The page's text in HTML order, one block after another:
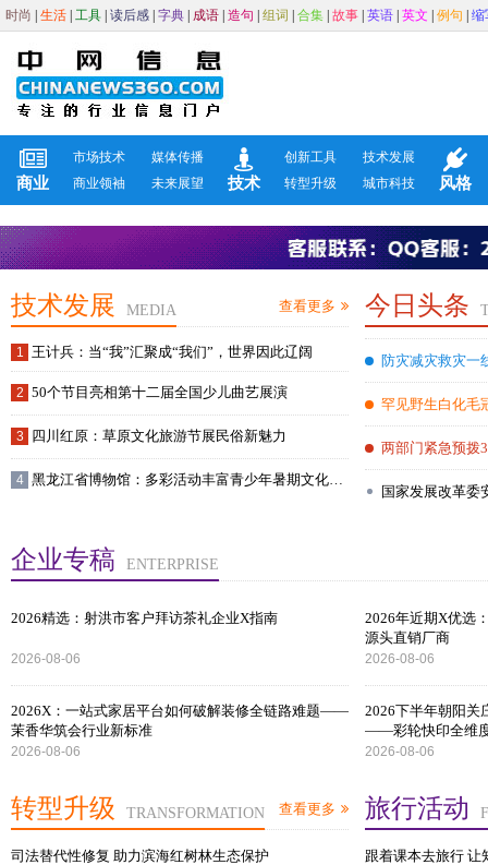
时尚 生活 工具 读后感 字典 成语 造句 组词 合集 故事 英语 英文 例句 缩
商业
市场技术
媒体传播
商业领袖
未来展望 技术
创新工具
技术发展
转型升级
城市科技 风格
技术发展 MEDIA 查看更多
王计兵：当“我”汇聚成“我们”，世界因此辽阔
50个节目亮相第十二届全国少儿曲艺展演
四川红原：草原文化旅游节展民俗新魅力
今日头条
防灾减灾救灾一
民生
罕见野生白化毛
护区
两部门紧急预拨
国家发展改革委
企业专稿 ENTERPRISE
2026精选：射洪市客户拜访茶礼企业X指南
2026-08-06
2026年近期X优选
源头直销厂商
2026-08-06
2026X：一站式家居平台如何破解装修全链路难题——
茉香华筑会行业新标准
2026-08-06
2026下半年朝阳关
——彩轮快印全维
2026-08-06
转型升级 TRANSFORMATION 查看更多
司法替代性修复 助力滨海红树林生态保护
旅行活动
跟着课本去旅行 让